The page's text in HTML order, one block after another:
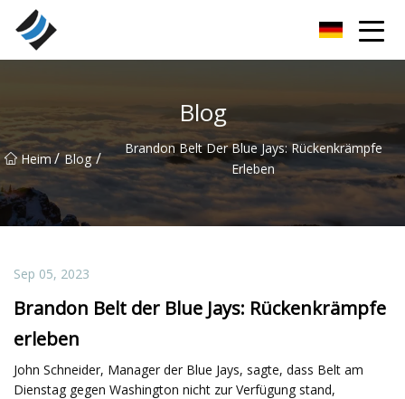
Blog
Heim/ Blog /
Brandon Belt Der Blue Jays: Rückenkrämpfe
Erleben
Sep 05, 2023
Brandon Belt der Blue Jays: Rückenkrämpfe
erleben
John Schneider, Manager der Blue Jays, sagte, dass Belt am
Dienstag gegen Washington nicht zur Verfügung stand,